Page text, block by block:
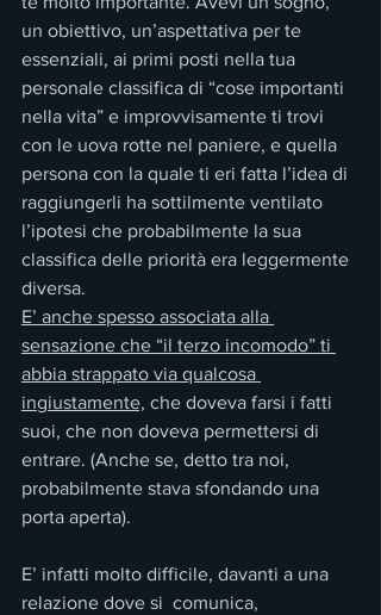
un obiettivo, un’aspettativa per te
essenziali, ai primi posti nella tua
personale classifica di “cose importanti
nella vita” e improvvisamente ti trovi
con le uova rotte nel paniere, e quella
persona con la quale ti eri fatta l’idea di
raggiungerli ha sottilmente ventilato
l’ipotesi che probabilmente la sua
classifica delle priorità era leggermente
diversa.
E’ anche spesso associata alla
sensazione che “il terzo incomodo” ti
abbia strappato via qualcosa
ingiustamente, che doveva farsi i fatti
suoi, che non doveva permettersi di
entrare. (Anche se, detto tra noi,
probabilmente stava sfondando una
porta aperta).
E’ infatti molto difficile, davanti a una
relazione dove si  comunica,